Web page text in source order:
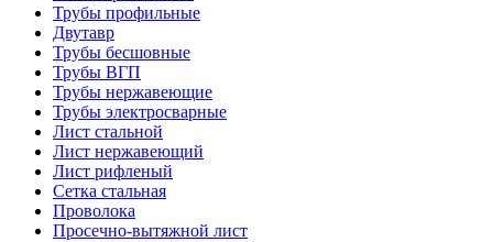
Трубы профильные
Двутавр
Трубы бесшовные
Трубы ВГП
Трубы нержавеющие
Трубы электросварные
Лист стальной
Лист нержавеющий
Лист рифленый
Сетка стальная
Проволока
Просечно-вытяжной лист